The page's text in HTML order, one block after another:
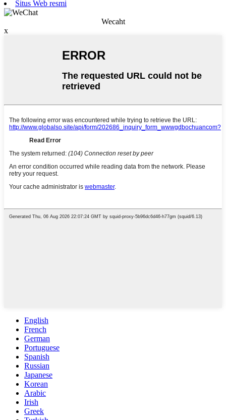
Situs Web resmi
Wecaht
x
English
French
German
Portuguese
Spanish
Russian
Japanese
Korean
Arabic
Irish
Greek